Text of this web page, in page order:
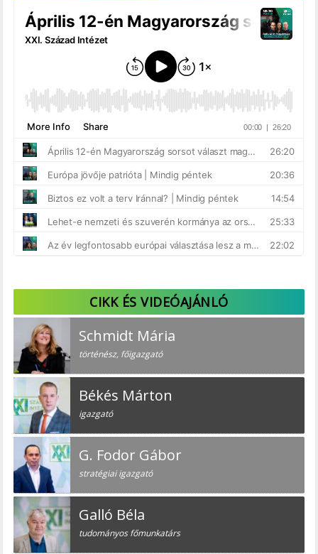
CIKK ÉS VIDEÓAJÁNLÓ
Schmidt Mária
történész, főigazgató
Békés Márton
igazgató
G. Fodor Gábor
stratégiai igazgató
Galló Béla
tudományos főmunkatárs